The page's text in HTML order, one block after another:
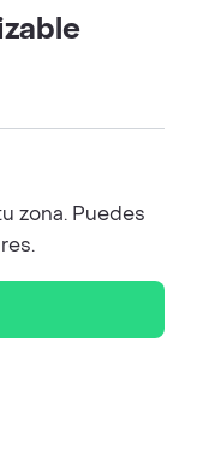
zona. Puedes